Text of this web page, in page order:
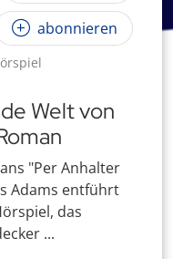
abonnieren
Welt von
"Per Anhalter
Adams entführt
das
...